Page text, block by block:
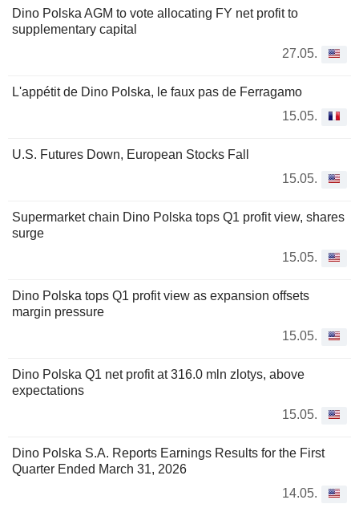
Dino Polska AGM to vote allocating FY net profit to
supplementary capital
27.05.
L'appétit de Dino Polska, le faux pas de Ferragamo
15.05.
U.S. Futures Down, European Stocks Fall
15.05.
Supermarket chain Dino Polska tops Q1 profit view, shares
surge
15.05.
Dino Polska tops Q1 profit view as expansion offsets
margin pressure
15.05.
Dino Polska Q1 net profit at 316.0 mln zlotys, above
expectations
15.05.
Dino Polska S.A. Reports Earnings Results for the First
Quarter Ended March 31, 2026
14.05.